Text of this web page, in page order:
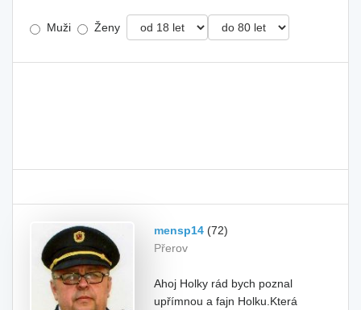
Muži Ženy
mensp14 (72)
Přerov
Ahoj Holky rád bych poznal
upřímnou a fajn Holku.Která